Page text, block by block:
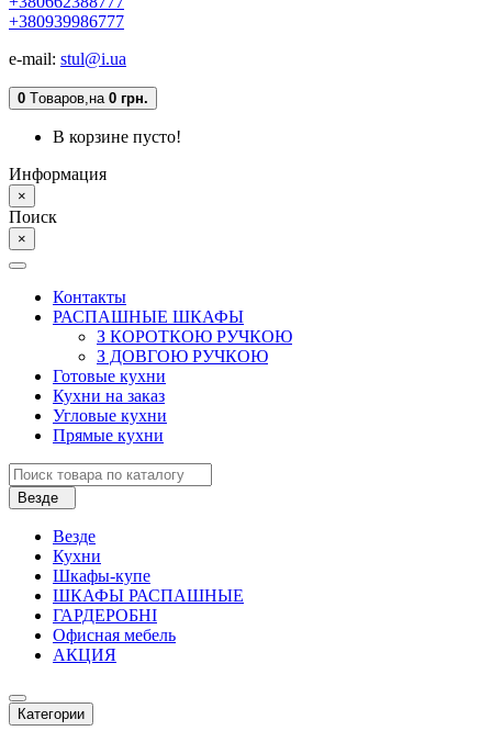
+380939986777
e-mail: stul@i.ua
0 Tоваров,на 0 грн.
В корзине пусто!
Информация
×
Поиск
×
Контакты
РАСПАШНЫЕ ШКАФЫ
З КОРОТКОЮ РУЧКОЮ
З ДОВГОЮ РУЧКОЮ
Готовые кухни
Кухни на заказ
Угловые кухни
Прямые кухни
Везде
Везде
Кухни
Шкафы-купе
ШКАФЫ РАСПАШНЫЕ
ГАРДЕРОБНІ
Офисная мебель
АКЦИЯ
Категории